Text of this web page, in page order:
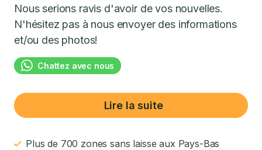
Nous serions ravis d'avoir de vos nouvelles.
N'hésitez pas à nous envoyer des informations
et/ou des photos!
Chattez avec nous
Lire la suite
Plus de 700 zones sans laisse aux Pays-Bas